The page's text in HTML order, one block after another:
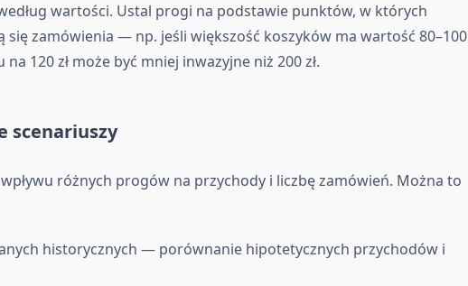
wartości. Ustal progi na podstawie punktów, w których
zamówienia — np. jeśli większość koszyków ma wartość 80–100
120 zł może być mniej inwazyjne niż 200 zł.
scenariuszy
różnych progów na przychody i liczbę zamówień. Można to
historycznych — porównanie hipotetycznych przychodów i